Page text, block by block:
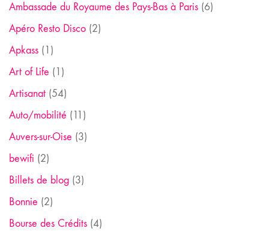
Ambassade du Royaume des Pays-Bas à Paris (6)
Apéro Resto Disco (2)
Apkass (1)
Art of Life (1)
Artisanat (54)
Auto/mobilité (11)
Auvers-sur-Oise (3)
bewifi (2)
Billets de blog (3)
Bonnie (2)
Bourse des Crédits (4)